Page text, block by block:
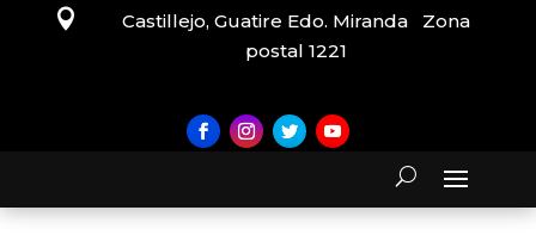

Castillejo, Guatire Edo. Miranda Zona
postal 1221